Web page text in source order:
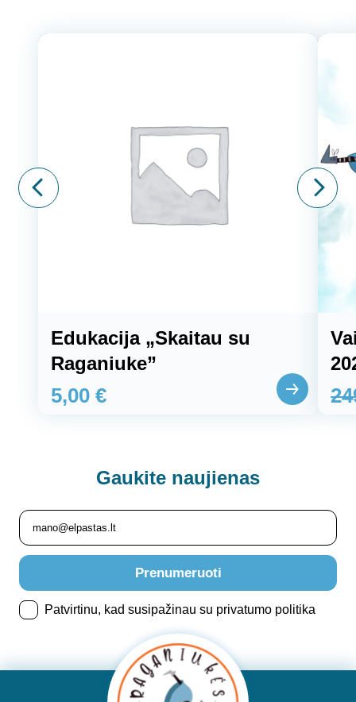
Edukacija „Skaitau su
Raganiuke”
5,00 €
Gaukite naujienas
Prenumeruoti
Patvirtinu, kad susipažinau su privatumo politika